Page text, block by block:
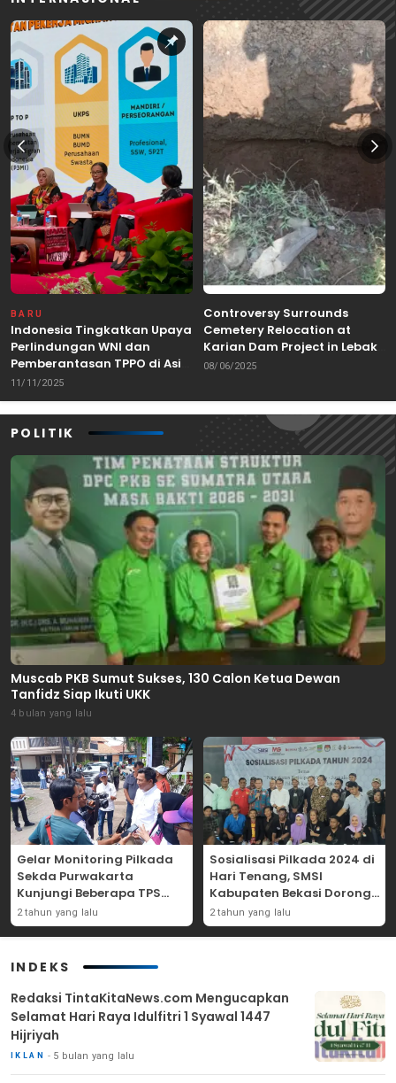
BARU
Indonesia Tingkatkan Upaya
Perlindungan WNI dan
Pemberantasan TPPO di Asia
Tenggara
11/11/2025
Controversy Surrounds
Cemetery Relocation at
Karian Dam Project in Lebak,
Banten
08/06/2025
POLITIK
Muscab PKB Sumut Sukses, 130 Calon Ketua Dewan
Tanfidz Siap Ikuti UKK
4 bulan yang lalu
Gelar Monitoring Pilkada
Sekda Purwakarta
Kunjungi Beberapa TPS
Yang Ada Di Purwakarta
2 tahun yang lalu
Sosialisasi Pilkada 2024 di
Hari Tenang, SMSI
Kabupaten Bekasi Dorong
Angka Partisipasi
Masyarakat
2 tahun yang lalu
INDEKS
Redaksi TintaKitaNews.com Mengucapkan
Selamat Hari Raya Idulfitri 1 Syawal 1447
Hijriyah
IKLAN 5 bulan yang lalu